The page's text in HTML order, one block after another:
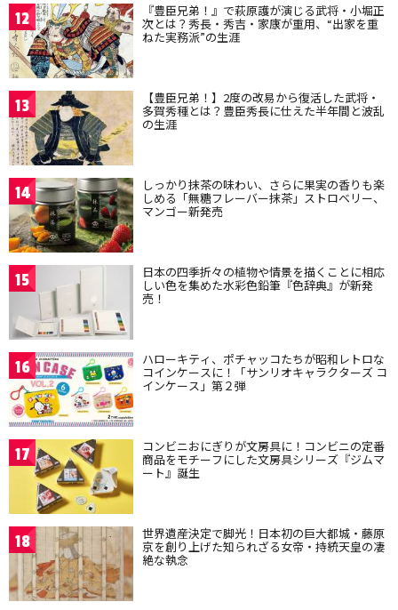
12 『豊臣兄弟！』で萩原護が演じる武将・小堀正
次とは？秀長・秀吉・家康が重用、“出家を重
ねた実務派”の生涯
13 【豊臣兄弟！】2度の改易から復活した武将・
多賀秀種とは？豊臣秀長に仕えた半年間と波乱
の生涯
14 しっかり抹茶の味わい、さらに果実の香りも楽
しめる「無糖フレーバー抹茶」ストロベリー、
マンゴー新発売
15 日本の四季折々の植物や情景を描くことに相応
しい色を集めた水彩色鉛筆『色辞典』が新発
売！
16 ハローキティ、ポチャッコたちが昭和レトロな
コインケースに！「サンリオキャラクターズ コ
インケース」第２弾
17 コンビニおにぎりが文房具に！コンビニの定番
商品をモチーフにした文房具シリーズ『ジムマ
ート』誕生
18 世界遺産決定で脚光！日本初の巨大都城・藤原
京を創り上げた知られざる女帝・持統天皇の凄
絶な執念